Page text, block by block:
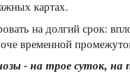
картах.
на долгий срок:
временной
- на трое суток,